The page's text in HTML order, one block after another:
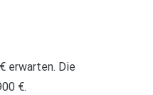
erwarten. Die
€.